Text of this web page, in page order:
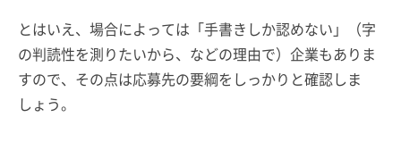
とはいえ、場合によっては「手書きしか認めない」（字
の判読性を測りたいから、などの理由で）企業もありま
すので、その点は応募先の要綱をしっかりと確認しま
しょう。